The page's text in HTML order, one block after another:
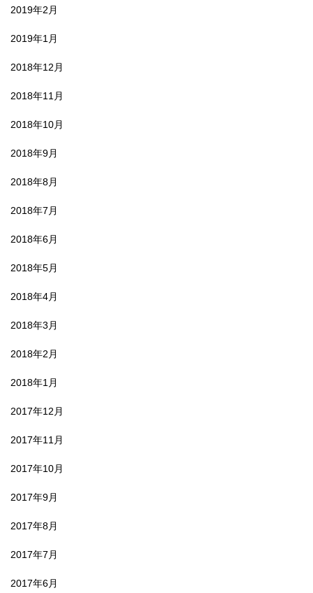
2019年2月
2019年1月
2018年12月
2018年11月
2018年10月
2018年9月
2018年8月
2018年7月
2018年6月
2018年5月
2018年4月
2018年3月
2018年2月
2018年1月
2017年12月
2017年11月
2017年10月
2017年9月
2017年8月
2017年7月
2017年6月